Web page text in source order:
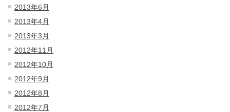
2013年6月
2013年4月
2013年3月
2012年11月
2012年10月
2012年9月
2012年8月
2012年7月